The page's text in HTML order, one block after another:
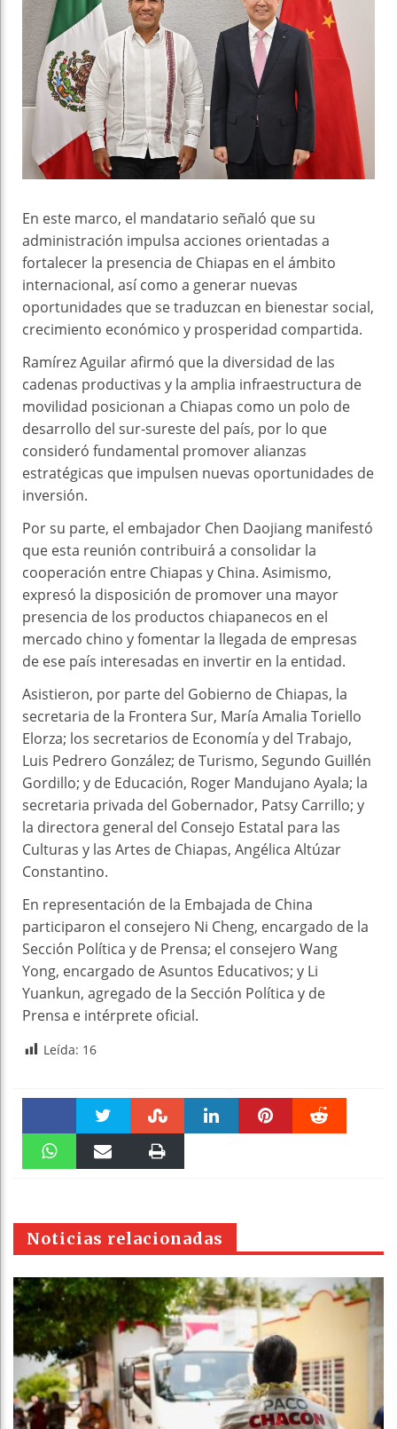
En este marco, el mandatario señaló que su
administración impulsa acciones orientadas a
fortalecer la presencia de Chiapas en el ámbito
internacional, así como a generar nuevas
oportunidades que se traduzcan en bienestar social,
crecimiento económico y prosperidad compartida.
Ramírez Aguilar afirmó que la diversidad de las
cadenas productivas y la amplia infraestructura de
movilidad posicionan a Chiapas como un polo de
desarrollo del sur-sureste del país, por lo que
consideró fundamental promover alianzas
estratégicas que impulsen nuevas oportunidades de
inversión.
Por su parte, el embajador Chen Daojiang manifestó
que esta reunión contribuirá a consolidar la
cooperación entre Chiapas y China. Asimismo,
expresó la disposición de promover una mayor
presencia de los productos chiapanecos en el
mercado chino y fomentar la llegada de empresas
de ese país interesadas en invertir en la entidad.
Asistieron, por parte del Gobierno de Chiapas, la
secretaria de la Frontera Sur, María Amalia Toriello
Elorza; los secretarios de Economía y del Trabajo,
Luis Pedrero González; de Turismo, Segundo Guillén
Gordillo; y de Educación, Roger Mandujano Ayala; la
secretaria privada del Gobernador, Patsy Carrillo; y
la directora general del Consejo Estatal para las
Culturas y las Artes de Chiapas, Angélica Altúzar
Constantino.
En representación de la Embajada de China
participaron el consejero Ni Cheng, encargado de la
Sección Política y de Prensa; el consejero Wang
Yong, encargado de Asuntos Educativos; y Li
Yuankun, agregado de la Sección Política y de
Prensa e intérprete oficial.
Leída: 16
Faceboo Twitter Stumble
pt
Noticias relacionadas